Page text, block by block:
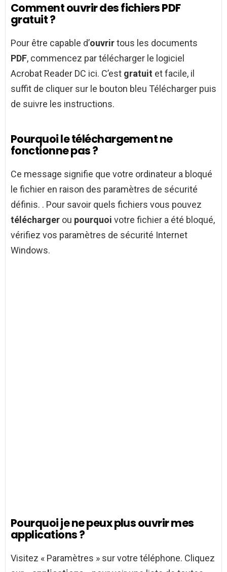
Comment ouvrir des fichiers PDF
gratuit ?
Pour être capable d’ouvrirtous les documents
PDF, commencez par télécharger le logiciel
Acrobat Reader DC ici. C’est gratuit et facile, il
suffit de cliquer sur le bouton bleu Télécharger puis
de suivre les instructions.
Pourquoi le téléchargement ne
fonctionne pas ?
Ce message signifie que votre ordinateur a bloqué
le fichier en raison des paramètres de sécurité
définis. . Pour savoir quels fichiers vous pouvez
télécharger ou pourquoi votre fichier a été bloqué,
vérifiez vos paramètres de sécurité Internet
Windows.
Pourquoi je ne peux plus ouvrir mes
applications ?
Visitez « Paramètres » sur votre téléphone. Cliquez